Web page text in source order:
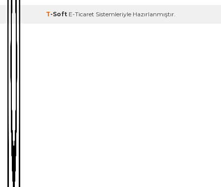
T-Soft E-Ticaret Sistemleriyle Hazırlanmıştır.